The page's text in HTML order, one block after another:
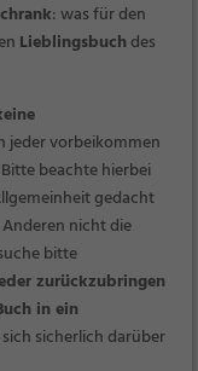
: was für den
Lieblingsbuchdes
jeder vorbeikommen
beachte hierbei
gedacht
nicht die
bitte
zurückzubringen
in ein
sicherlich darüber